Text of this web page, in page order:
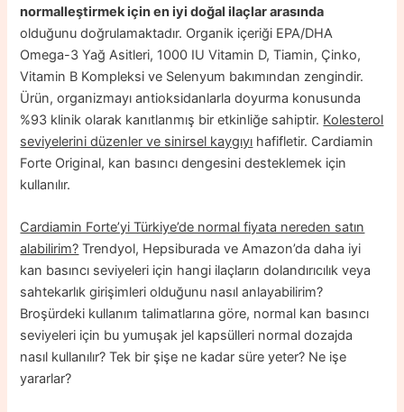
normalleştirmek için en iyi doğal ilaçlar arasında
olduğunu doğrulamaktadır. Organik içeriği EPA/DHA
Omega-3 Yağ Asitleri, 1000 IU Vitamin D, Tiamin, Çinko,
Vitamin B Kompleksi ve Selenyum bakımından zengindir.
Ürün, organizmayı antioksidanlarla doyurma konusunda
%93 klinik olarak kanıtlanmış bir etkinliğe sahiptir. Kolesterol
seviyelerini düzenler ve sinirsel kaygıyı hafifletir. Cardiamin
Forte Original, kan basıncı dengesini desteklemek için
kullanılır.
Cardiamin Forte’yi Türkiye’de normal fiyata nereden satın
alabilirim? Trendyol, Hepsiburada ve Amazon’da daha iyi
kan basıncı seviyeleri için hangi ilaçların dolandırıcılık veya
sahtekarlık girişimleri olduğunu nasıl anlayabilirim?
Broşürdeki kullanım talimatlarına göre, normal kan basıncı
seviyeleri için bu yumuşak jel kapsülleri normal dozajda
nasıl kullanılır? Tek bir şişe ne kadar süre yeter? Ne işe
yararlar?